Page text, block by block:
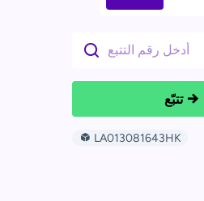
تتبّع
LA013081643HK